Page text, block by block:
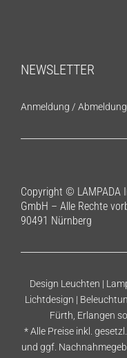
NEWSLETTER
Anmeldung / Abmeldung
Copyright © LAMPADA
GmbH – Alle Rechte
90491 Nürnberg
Design Leuchten |
Lichtdesign |
Fürth, Erlangen
* Alle Preise inkl.
und ggf.